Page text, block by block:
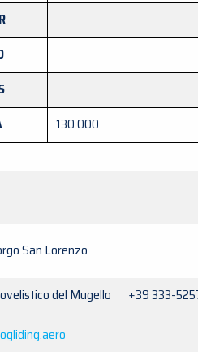
130.000
San Lorenzo
del Mugello +39 333-